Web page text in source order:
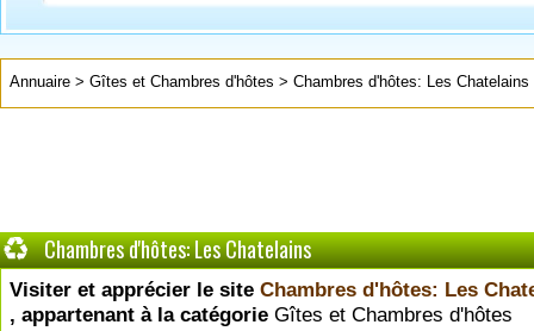
Annuaire > Gîtes et Chambres d'hôtes > Chambres d'hôtes: Les Chatelains
Chambres d'hôtes: Les Chatelains
Visiter et apprécier le site Chambres d'hôtes: Les
, appartenant à la catégorie Gîtes et Chambres d'hôtes